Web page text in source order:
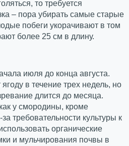
то требуется
– пора убирать самые старые
побеги укорачивают в том
более 25 см в длину.
июля до конца августа.
в течение трех недель, но
длится до месяца.
у смородины, кроме
требовательности культуры к
органические
и мульчирования почвы в